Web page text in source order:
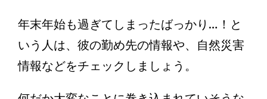
年末年始も過ぎてしまったばっかり…！と
いう人は、彼の勤め先の情報や、自然災害
情報などをチェックしましょう。